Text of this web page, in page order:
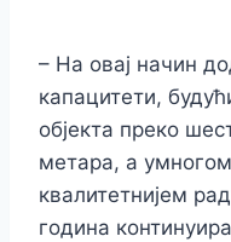
– На овај начин
капацитети,
објекта преко
метара, а
квалитетнијем
година